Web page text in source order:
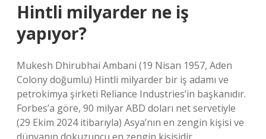
Hintli milyarder ne iş
yapıyor?
Mukesh Dhirubhai Ambani (19 Nisan 1957, Aden
Colony doğumlu) Hintli milyarder bir iş adamı ve
petrokimya şirketi Reliance Industries’in başkanıdır.
Forbes’a göre, 90 milyar ABD doları net servetiyle
(29 Ekim 2024 itibarıyla) Asya’nın en zengin kişisi ve